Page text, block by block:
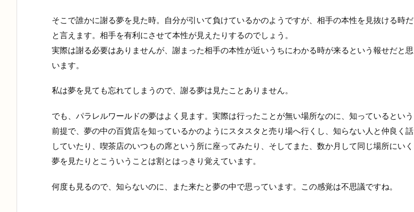
そこで誰かに謝る夢を見た時。自分が引いて負けているかのようですが、相手の本性を見抜ける時だ
と言えます。相手を有利にさせて本性が見えたりするのでしょう。
実際は謝る必要はありませんが、謝まった相手の本性が近いうちにわかる時が来るという報せだと思
います。
私は夢を見ても忘れてしまうので、謝る夢は見たことありません。
でも、パラレルワールドの夢はよく見ます。実際は行ったことが無い場所なのに、知っているという
前提で、夢の中の百貨店を知っているかのようにスタスタと売り場へ行くし、知らない人と仲良く話
していたり、喫茶店のいつもの席という所に座ってみたり、そしてまた、数か月して同じ場所にいく
夢を見たりとこういうことは割とはっきり覚えています。
何度も見るので、知らないのに、また来たと夢の中で思っています。この感覚は不思議ですね。